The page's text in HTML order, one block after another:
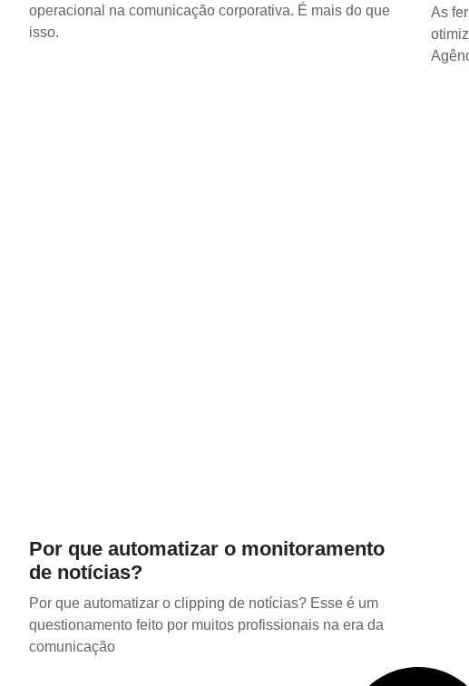
operacional na comunicação corporativa. É mais do que
isso.
As
Por que automatizar o monitoramento
de notícias?
Por que automatizar o clipping de notícias? Esse é um
questionamento feito por muitos profissionais na era da
comunicação